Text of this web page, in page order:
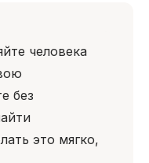
человека
без
это мягко,